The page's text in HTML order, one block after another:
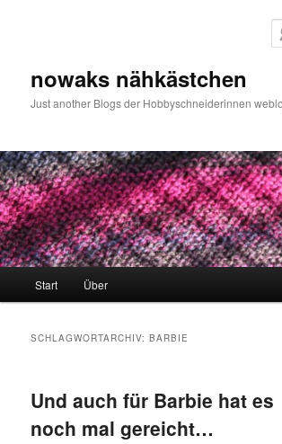
nowaks nähkästchen
Just another Blogs der Hobbyschneiderinnen
Start Über
SCHLAGWORTARCHIV:BARBIE
Und auch für Barbie hat es
noch mal gereicht…